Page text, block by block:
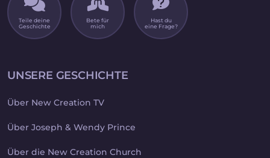
Teile deine
Geschichte
Bete für
mich
Hast du
eine Frage?
UNSERE GESCHICHTE
Über New Creation TV
Über Joseph & Wendy Prince
Über die New Creation Church